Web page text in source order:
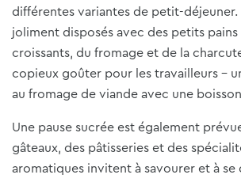
différentes variantes de petit-déjeuner.
joliment disposés avec des petits pains
croissants, du fromage et de la
copieux goûter pour les travailleurs -
au fromage de viande avec une
Une pause sucrée est également
gâteaux, des pâtisseries et des
aromatiques invitent à savourer et à se